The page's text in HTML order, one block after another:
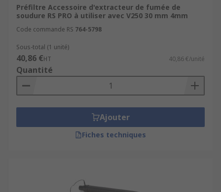
Préfiltre Accessoire d'extracteur de fumée de
soudure RS PRO à utiliser avec V250 30 mm 4mm
Code commande RS 764-5798
Sous-total (1 unité)
40,86 €HT 40,86 €/unité
Quantité
Ajouter
Fiches techniques